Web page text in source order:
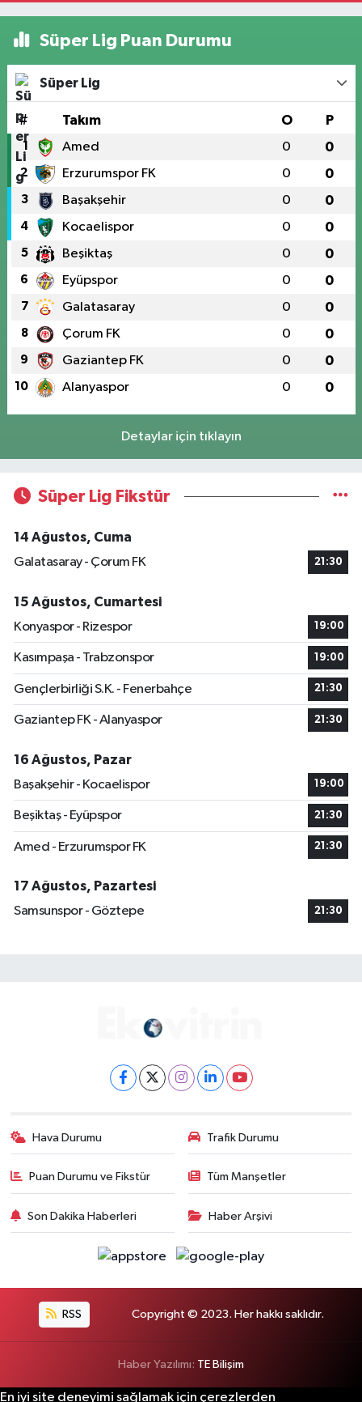
Süper Lig Puan Durumu
Süper Lig
# Takım O P
1 Amed 0 0
2 Erzurumspor FK 0 0
3 Başakşehir 0 0
4 Kocaelispor 0 0
5 Beşiktaş 0 0
6 Eyüpspor 0 0
7 Galatasaray 0 0
8 Çorum FK 0 0
9 Gaziantep FK 0 0
10 Alanyaspor 0 0
Detaylar için tıklayın
Süper Lig Fikstür
14 Ağustos, Cuma
Galatasaray - Çorum FK
21:30
15 Ağustos, Cumartesi
Konyaspor - Rizespor
19:00
Kasımpaşa - Trabzonspor 19:00
Gençlerbirliği S.K. - Fenerbahçe 21:30
Gaziantep FK - Alanyaspor 21:30
16 Ağustos, Pazar
Başakşehir - Kocaelispor
19:00
Beşiktaş - Eyüpspor 21:30
Amed - Erzurumspor FK 21:30
17 Ağustos, Pazartesi
Samsunspor - Göztepe
21:30
Hava Durumu Trafik Durumu
Puan Durumu ve Fikstür Tüm Manşetler
Son Dakika Haberleri Haber Arşivi
RSS Copyright © 2023. Her hakkı saklıdır.
Haber Yazılımı: TE Bilişim
En iyi site deneyimi sağlamak için çerezlerden